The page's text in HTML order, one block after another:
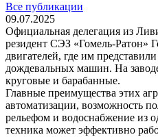
Все публикации
09.07.2025
Официальная делегация из
резидент СЭЗ «Гомель-Ратон»
двигателей, где им
дождевальных машин. На
круговые и барабанные.
Главные преимущества этих
автоматизации, возможность
рельефом и водоснабжение из
техника может эффективно